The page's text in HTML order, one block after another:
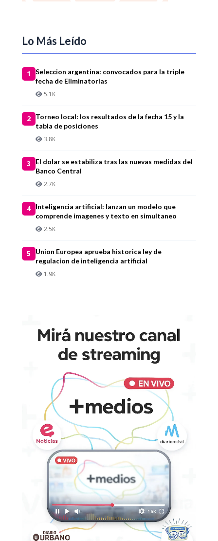
Lo Más Leído
1
Seleccion argentina: convocados para la triple
fecha de Eliminatorias
5.1K
2
Torneo local: los resultados de la fecha 15 y la
tabla de posiciones
3.8K
3
El dolar se estabiliza tras las nuevas medidas del
Banco Central
2.7K
4
Inteligencia artificial: lanzan un modelo que
comprende imagenes y texto en simultaneo
2.5K
5
Union Europea aprueba historica ley de
regulacion de inteligencia artificial
1.9K